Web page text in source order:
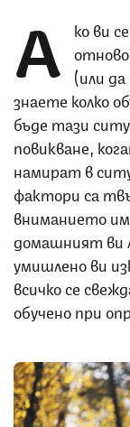
А
ко ви
(или
знаете колко
бъде тази
повикване,
намират в
фактори са
вниманието
домашният ви
умишлено ви
всичко се
обучено при